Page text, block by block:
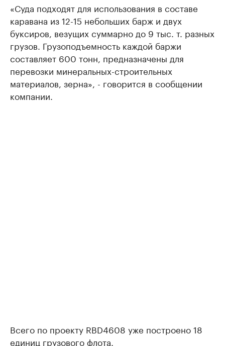
«Суда подходят для использования в составе
каравана из 12-15 небольших барж и двух
буксиров, везущих суммарно до 9 тыс. т. разных
грузов. Грузоподъемность каждой баржи
составляет 600 тонн, предназначены для
перевозки минеральных-строительных
материалов, зерна», - говорится в сообщении
компании.
Всего по проекту RBD4608 уже построено 18
единиц грузового флота.